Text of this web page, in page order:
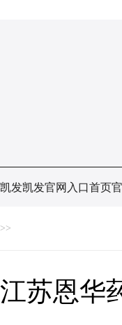
凯发凯发官网入口首页
>>
江苏恩华